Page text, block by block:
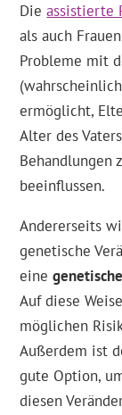
Dieassistierte
als auch
Probleme mit
ermöglicht,
Alter des
Behandlungen
beeinflussen.
Andererseits
genetische
eine
Auf diese
möglichen
Außerdem ist
gute Option,
diesen